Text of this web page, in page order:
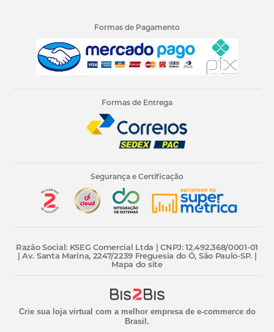
Formas de Pagamento
Formas de Entrega
Segurança e Certificação
Razão Social: KSEG Comercial Ltda | CNPJ: 12.492.368/0001-01
| Av. Santa Marina, 2247/2239 Freguesia do Ó, São Paulo-SP. |
Mapa do site
Crie sua loja virtual com a melhor empresa de e-commerce do
Brasil.